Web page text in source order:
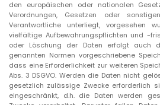
den europäischen oder nationalen
Verordnungen, Gesetzen oder
Verantwortliche unterliegt, vorgesehen
vielfältige Aufbewahrungspflichten und -
oder Löschung der Daten erfolgt auch
genannten Normen vorgeschriebene
dass eine Erforderlichkeit zur weiteren
Abs. 3 DSGVO. Werden die Daten nicht
gesetzlich zulässige Zwecke erforderlich
eingeschränkt, d.h. die Daten werden